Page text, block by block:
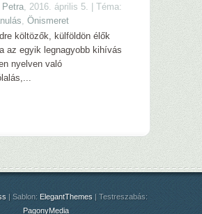
, 2016. április 5. | Téma:
, Önismeret
költözők, külföldön élők
az egyik legnagyobb kihívás
nyelven való
| Sablon: ElegantThemes | Testreszabás:
PagonyMedia